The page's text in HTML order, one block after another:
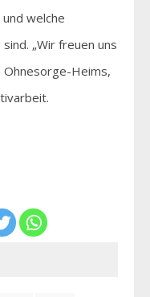
welche
„Wir freuen uns
Ohnesorge-Heims,